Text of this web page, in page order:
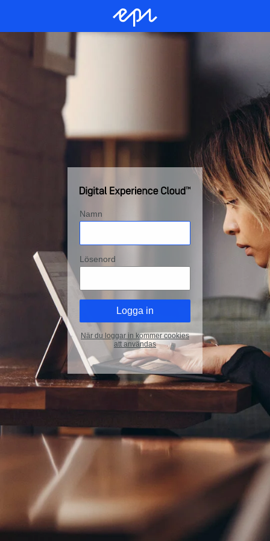
Namn
Lösenord
När du loggar in kommer cookies
att användas